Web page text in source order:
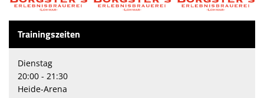
Trainingszeiten
Dienstag
20:00 - 21:30
Heide-Arena